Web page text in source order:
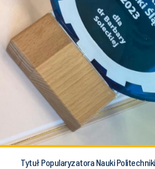
Tytuł Popularyzatora Nauki